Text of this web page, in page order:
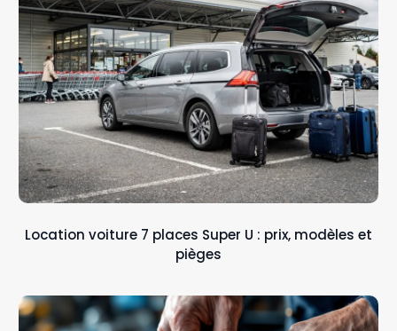
Location voiture 7 places Super U : prix, modèles et
pièges